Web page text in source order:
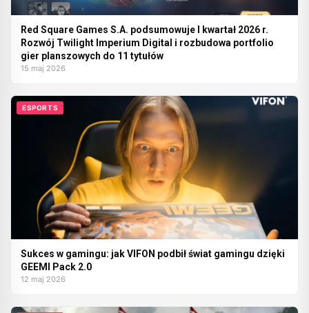
Red Square Games S.A. podsumowuje I kwartał 2026 r.
Rozwój Twilight Imperium Digital i rozbudowa portfolio
gier planszowych do 11 tytułów
15 maj 2026
ESPORTS
Sukces w gamingu: jak VIFON podbił świat gamingu dzięki
GEEMI Pack 2.0
12 maj 2026